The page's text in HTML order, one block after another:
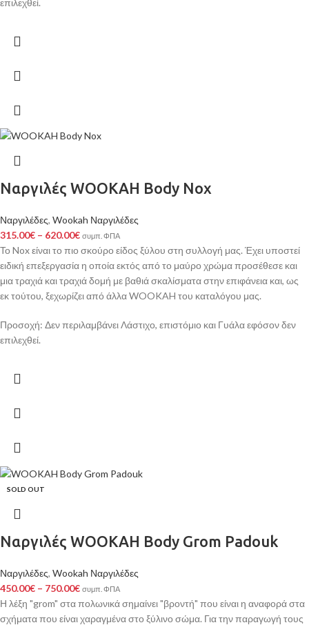
Ναργιλές WOOKAH Body Nox
Ναργιλέδες, Wookah Ναργιλέδες
315.00€ – 620.00€ συμπ. ΦΠΑ
Το Nox είναι το πιο σκούρο είδος ξύλου στη συλλογή μας. Έχει υποστεί
ειδική επεξεργασία η οποία εκτός από το μαύρο χρώμα προσέθεσε και
μια τραχιά και τραχιά δομή με βαθιά σκαλίσματα στην επιφάνεια και, ως
εκ τούτου, ξεχωρίζει από άλλα WOOKAH του καταλόγου μας.
Προσοχή: Δεν περιλαμβάνει Λάστιχο, επιστόμιο και Γυάλα εφόσον δεν
επιλεχθεί.
SOLD OUT
Ναργιλές WOOKAH Body Grom Padouk
Ναργιλέδες, Wookah Ναργιλέδες
450.00€ – 750.00€ συμπ. ΦΠΑ
Η λέξη "grom" στα πολωνικά σημαίνει "βροντή" που είναι η αναφορά στα
σχήματα που είναι χαραγμένα στο ξύλινο σώμα. Για την παραγωγή τους